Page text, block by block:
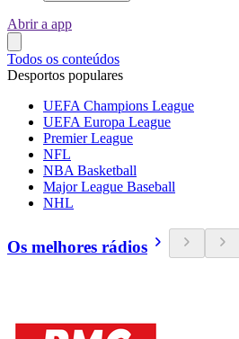
Abrir a app
Todos os conteúdos
Desportos populares
UEFA Champions League
UEFA Europa League
Premier League
NFL
NBA Basketball
Major League Baseball
NHL
Os melhores rádios